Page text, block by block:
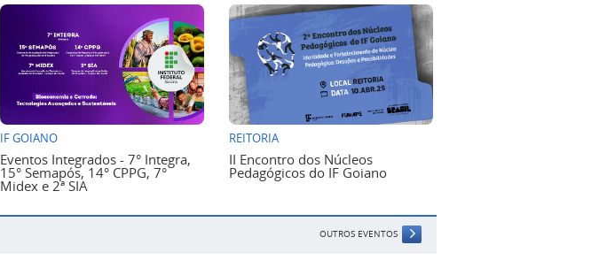
IF GOIANO
Eventos Integrados - 7° Integra,
15° Semapós, 14° CPPG, 7°
Midex e 2ª SIA
REITORIA
II Encontro dos Núcleos
Pedagógicos do IF Goiano
OUTROS EVENTOS